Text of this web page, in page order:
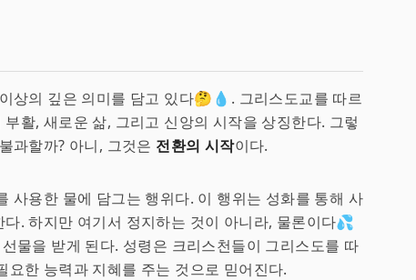
상의 깊은 의미를 담고 있다🤔💧. 그리스도교를 따르
활, 새로운 삶, 그리고 신앙의 시작을 상징한다. 그렇
과할까? 아니, 그것은 전환의 시작이다.
사용한 물에 담그는 행위다. 이 행위는 성화를 통해 사
다. 하지만 여기서 정지하는 것이 아니라, 물론이다💦
물을 받게 된다. 성령은 크리스천들이 그리스도를 따
요한 능력과 지혜를 주는 것으로 믿어진다.